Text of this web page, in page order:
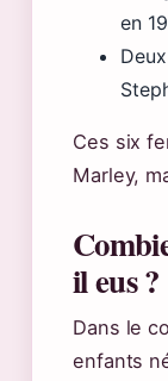
en
Ces six
Marley,
il eus ?
Dans le
enfants